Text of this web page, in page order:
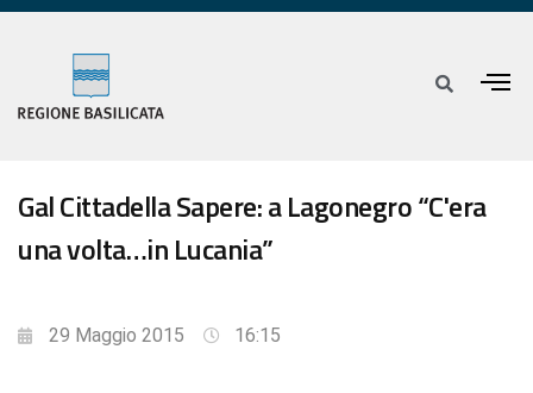
Gal Cittadella Sapere: a Lagonegro “C'era
una volta…in Lucania”
29 Maggio 2015 16:15